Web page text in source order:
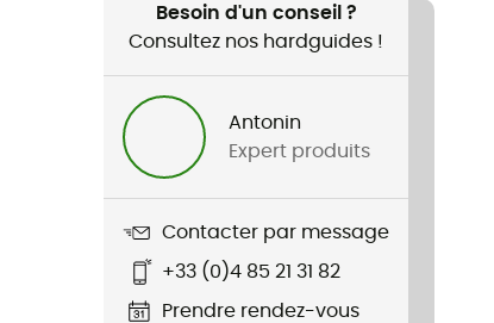
Besoin d'un conseil ?
Consultez nos hardguides !
Antonin
Expert produits
Contacter par message
+33 (0)4 85 21 31 82
Prendre rendez-vous